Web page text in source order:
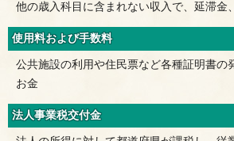
他の歳入科目に含まれない収入で、延滞金
使用料および手数料
公共施設の利用や住民票など各種証明書の
お金
法人事業税交付金